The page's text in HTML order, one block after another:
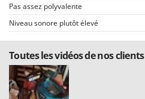
Pas assez polyvalente
Niveau sonore plutôt élevé
Toutes les vidéos de nos clients